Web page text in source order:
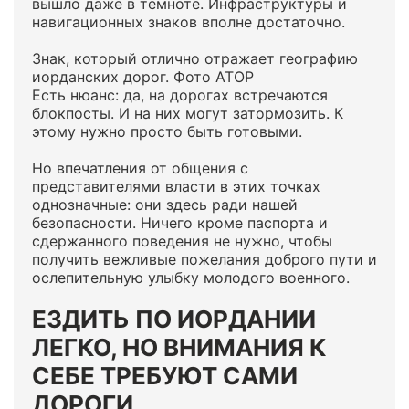
вышло даже в темноте. Инфраструктуры и
навигационных знаков вполне достаточно.
Знак, который отлично отражает географию
иорданских дорог. Фото АТОР
Есть нюанс: да, на дорогах встречаются
блокпосты. И на них могут затормозить. К
этому нужно просто быть готовыми.
Но впечатления от общения с
представителями власти в этих точках
однозначные: они здесь ради нашей
безопасности. Ничего кроме паспорта и
сдержанного поведения не нужно, чтобы
получить вежливые пожелания доброго пути и
ослепительную улыбку молодого военного.
ЕЗДИТЬ ПО ИОРДАНИИ
ЛЕГКО, НО ВНИМАНИЯ К
СЕБЕ ТРЕБУЮТ САМИ